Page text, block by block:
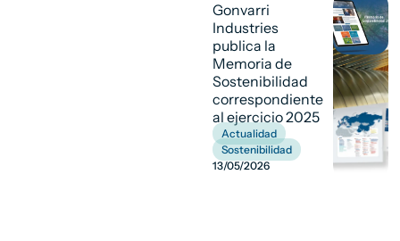
Gonvarri
Industries
publica la
Memoria de
Sostenibilidad
correspondiente
al ejercicio 2025
Actualidad
Sostenibilidad
13/05/2026